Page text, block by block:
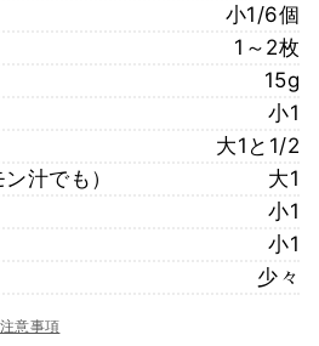
小1/6個
1～2枚
15g
小1
大1と1/2
汁でも）
大1
小1
小1
少々
意事項